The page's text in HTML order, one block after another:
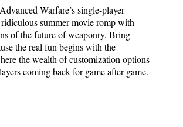
Warfare’s single-player
summer movie romp with
of the future of weaponry. Bring
the real fun begins with the
the wealth of customization options
coming back for game after game.